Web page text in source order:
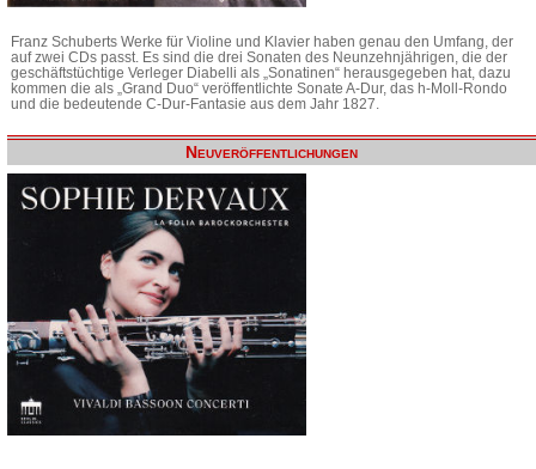
Franz Schuberts Werke für Violine und Klavier haben genau den Umfang, der
auf zwei CDs passt. Es sind die drei Sonaten des Neunzehnjährigen, die der
geschäftstüchtige Verleger Diabelli als „Sonatinen“ herausgegeben hat, dazu
kommen die als „Grand Duo“ veröffentlichte Sonate A-Dur, das h-Moll-Rondo
und die bedeutende C-Dur-Fantasie aus dem Jahr 1827.
Neuveröffentlichungen